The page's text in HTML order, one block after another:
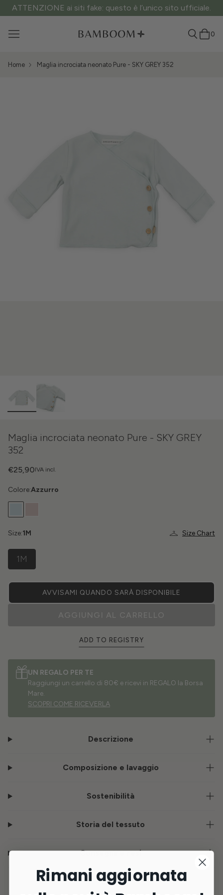
ATTENZIONE ai siti fake: questo è l’unico sito ufficiale.
0
Home Maglia incrociata neonato Pure - SKY GREY 352
Maglia incrociata neonato Pure - SKY GREY
352
IVA incl.
€25,90
Colore:Azzurro
Size Chart
Size:1M
1M
AVVISAMI QUANDO SARÀ DISPONIBILE
AGGIUNGI AL CARRELLO
ADD TO REGISTRY
UN REGALO PER TE
Raggiungi un carrello di 80€ e ricevi in REGALO la Borsa
Mare.
SCOPRI COME RICEVERLA
Descrizione
Composizione e lavaggio
Sostenibilità
Storia del tessuto
Consegna e resi
Rimani aggiornata